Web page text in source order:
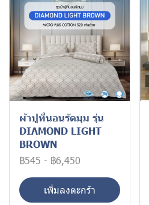
ผ้าปูที่นอนรัดมุม รุ่น
DIAMOND LIGHT
BROWN
฿545 - ฿6,450
เพิ่มลงตะกร้า